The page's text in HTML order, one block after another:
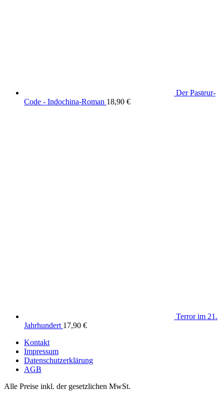
Der Pasteur-
Code - Indochina-Roman 18,90 €
Terror im 21.
Jahrhundert 17,90 €
Kontakt
Impressum
Datenschutzerklärung
AGB
Alle Preise inkl. der gesetzlichen MwSt.